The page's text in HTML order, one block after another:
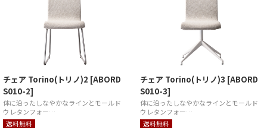
チェア Torino(トリノ)2 [ABORD
S010-2]
体に沿ったしなやかなラインとモールド
ウレタンフォー…
送料無料
チェア Torino(トリノ)3 [ABORD
S010-3]
体に沿ったしなやかなラインとモールド
ウレタンフォー…
送料無料